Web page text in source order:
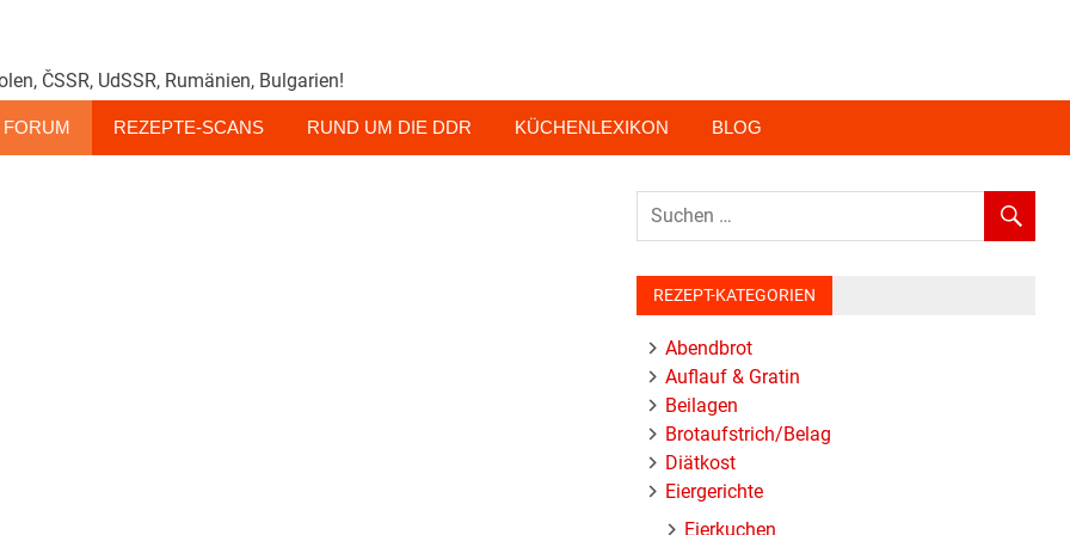
ČSSR, UdSSR, Rumänien, Bulgarien!
FORUM REZEPTE-SCANS RUND UM DIE DDR KÜCHENLEXIKON BLOG
REZEPT-KATEGORIEN
Abendbrot
Auflauf & Gratin
Beilagen
Brotaufstrich/Belag
Diätkost
Eiergerichte
Eierkuchen